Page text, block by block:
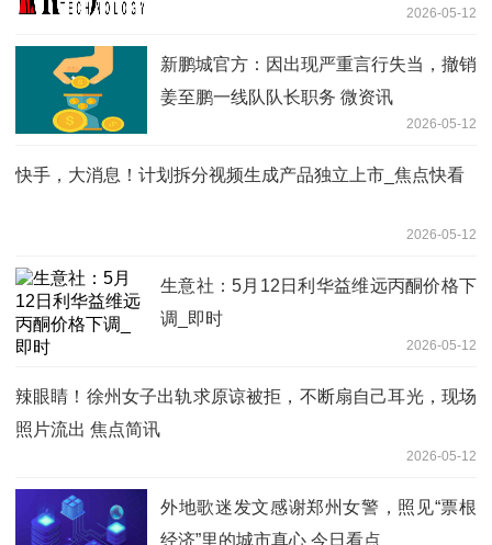
2026-05-12
新鹏城官方：因出现严重言行失当，撤销
姜至鹏一线队队长职务 微资讯
2026-05-12
快手，大消息！计划拆分视频生成产品独立上市_焦点快看
2026-05-12
生意社：5月12日利华益维远丙酮价格下
调_即时
2026-05-12
辣眼睛！徐州女子出轨求原谅被拒，不断扇自己耳光，现场
照片流出 焦点简讯
2026-05-12
外地歌迷发文感谢郑州女警，照见“票根
经济”里的城市真心 今日看点